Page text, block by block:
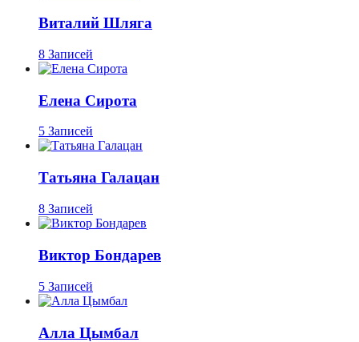
Виталий Шляга
8 Записей
Елена Сирота
5 Записей
Татьяна Галацан
8 Записей
Виктор Бондарев
5 Записей
Алла Цымбал